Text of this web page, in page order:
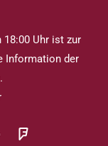
18:00 Uhr ist zur
Information der